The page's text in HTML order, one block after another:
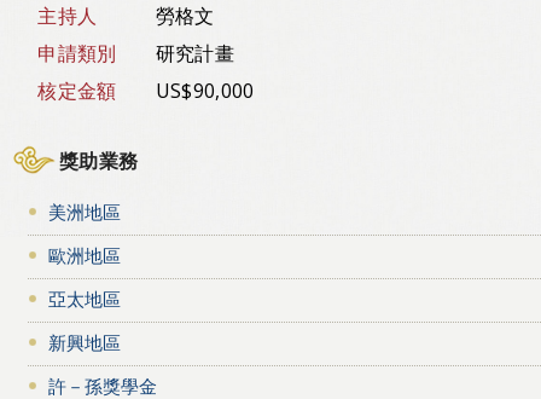
主持人
勞格文
申請類別
研究計畫
核定金額
US$90,000
獎助業務
美洲地區
歐洲地區
亞太地區
新興地區
許－孫獎學金